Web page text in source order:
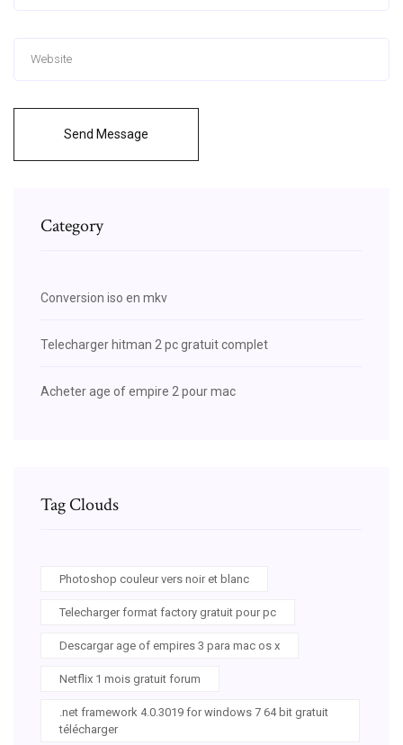
Send Message
Category
Conversion iso en mkv
Telecharger hitman 2 pc gratuit complet
Acheter age of empire 2 pour mac
Tag Clouds
Photoshop couleur vers noir et blanc
Telecharger format factory gratuit pour pc
Descargar age of empires 3 para mac os x
Netflix 1 mois gratuit forum
.net framework 4.0.3019 for windows 7 64 bit gratuit
télécharger